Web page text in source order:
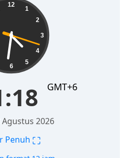
12
1
2
3
4
5
6
GMT+6
2026
Penuh ⛶